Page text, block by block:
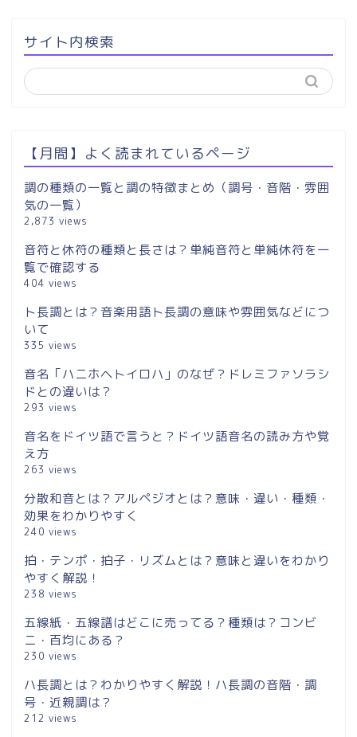
サイト内検索
【月間】よく読まれているページ
調の種類の一覧と調の特徴まとめ（調号・音階・雰囲
気の一覧）
2,873 views
音符と休符の種類と長さは？単純音符と単純休符を一
覧で確認する
404 views
ト長調とは？音楽用語ト長調の意味や雰囲気などにつ
いて
335 views
音名「ハニホヘトイロハ」のなぜ？ドレミファソラシ
ドとの違いは？
293 views
音名をドイツ語で言うと？ドイツ語音名の読み方や覚
え方
263 views
分散和音とは？アルペジオとは？意味・違い・種類・
効果をわかりやすく
240 views
拍・テンポ・拍子・リズムとは？意味と違いをわかり
やすく解説！
238 views
五線紙・五線譜はどこに売ってる？種類は？コンビ
ニ・百均にある？
230 views
ハ長調とは？わかりやすく解説！ハ長調の音階・調
号・近親調は？
212 views